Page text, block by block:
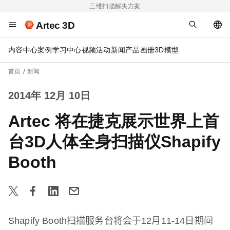
三维扫描解决方案
Artec 3D
内容中心案例 学习中心视频活动新闻产品画册3D模型
首页 新闻
2014年 12月 10日
Artec 将在捷克展示世界上首
台3D人体全身扫描仪Shapify
Booth
Shapify Booth扫描服务台将会于12月 11-14 日期间